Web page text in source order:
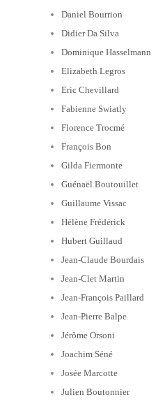
Daniel Bourrion
Didier Da Silva
Dominique Hasselmann
Elizabeth Legros
Eric Chevillard
Fabienne Swiatly
Florence Trocmé
François Bon
Gilda Fiermonte
Guénaël Boutouillet
Guillaume Vissac
Hélène Frédérick
Hubert Guillaud
Jean-Claude Bourdais
Jean-Clet Martin
Jean-François Paillard
Jean-Pierre Balpe
Jérôme Orsoni
Joachim Séné
Josée Marcotte
Julien Boutonnier